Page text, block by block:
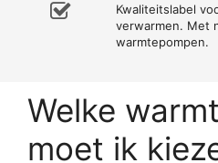
Kwaliteitslabel
verwarmen. Met
warmtepompen.
Welke
moet ik